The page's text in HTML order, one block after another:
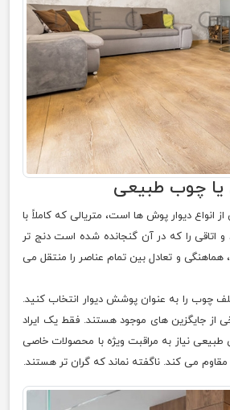
یا چوب طبیعی
انواع دیوار پوش ها است، متریالی که کاملاً با
و اتاقی را که در آن گنجانده شده است دنج تر
و تعادل بین تمام عناصر را منتقل می
چوب را به عنوان پوشش دیوار انتخاب کنید.
از جایگزین های موجود هستند. فقط یک ایراد
طبیعی نیاز به مراقبت ویژه با محصولات خاصی
می کند. ناگفته نماند که گران تر هستند.